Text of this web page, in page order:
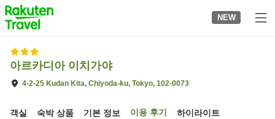
to
top
page
NEW
아르카디아 이치가야
4-2-25 Kudan Kita, Chiyoda-ku, Tokyo, 102-0073
객실 숙박 상품 기본 정보 이용 후기 하이라이트